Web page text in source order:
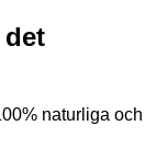
naturliga och